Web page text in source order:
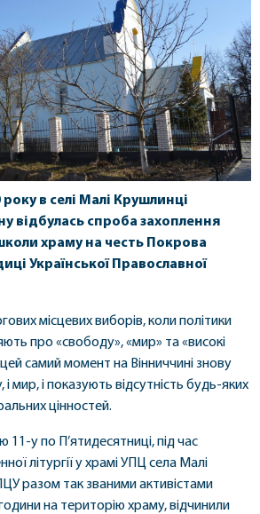
в селі Малі Крушлинці
відбулась спроба захоплення
храму на честь Покрова
Української Православної
місцевих виборів, коли політики
про «свободу», «мир» та «високі
цей самий момент на Вінниччині знову
мир, і показують відсутність будь-яких
цінностей.
11-у по П’ятидесятниці, під час
літургії у храмі УПЦ села Малі
разом так званими активістами
на територію храму, відчинили